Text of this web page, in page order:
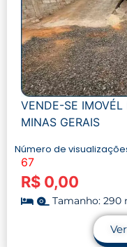
VENDE-SE
MINAS GERAIS
Número de
67
R$ 0,00
Tamanho: 290